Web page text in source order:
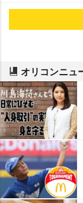
オリコンニュ